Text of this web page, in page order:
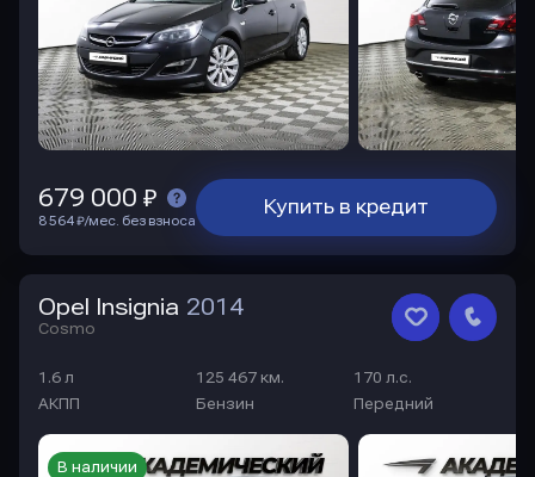
Купить в кредит
679 000 ₽
8 564 ₽/мес. без взноса
Opel Insignia 2014
Cosmo
1.6 л 125 467 км.
170 л.с.
АКПП
Бензин Передний
В наличии